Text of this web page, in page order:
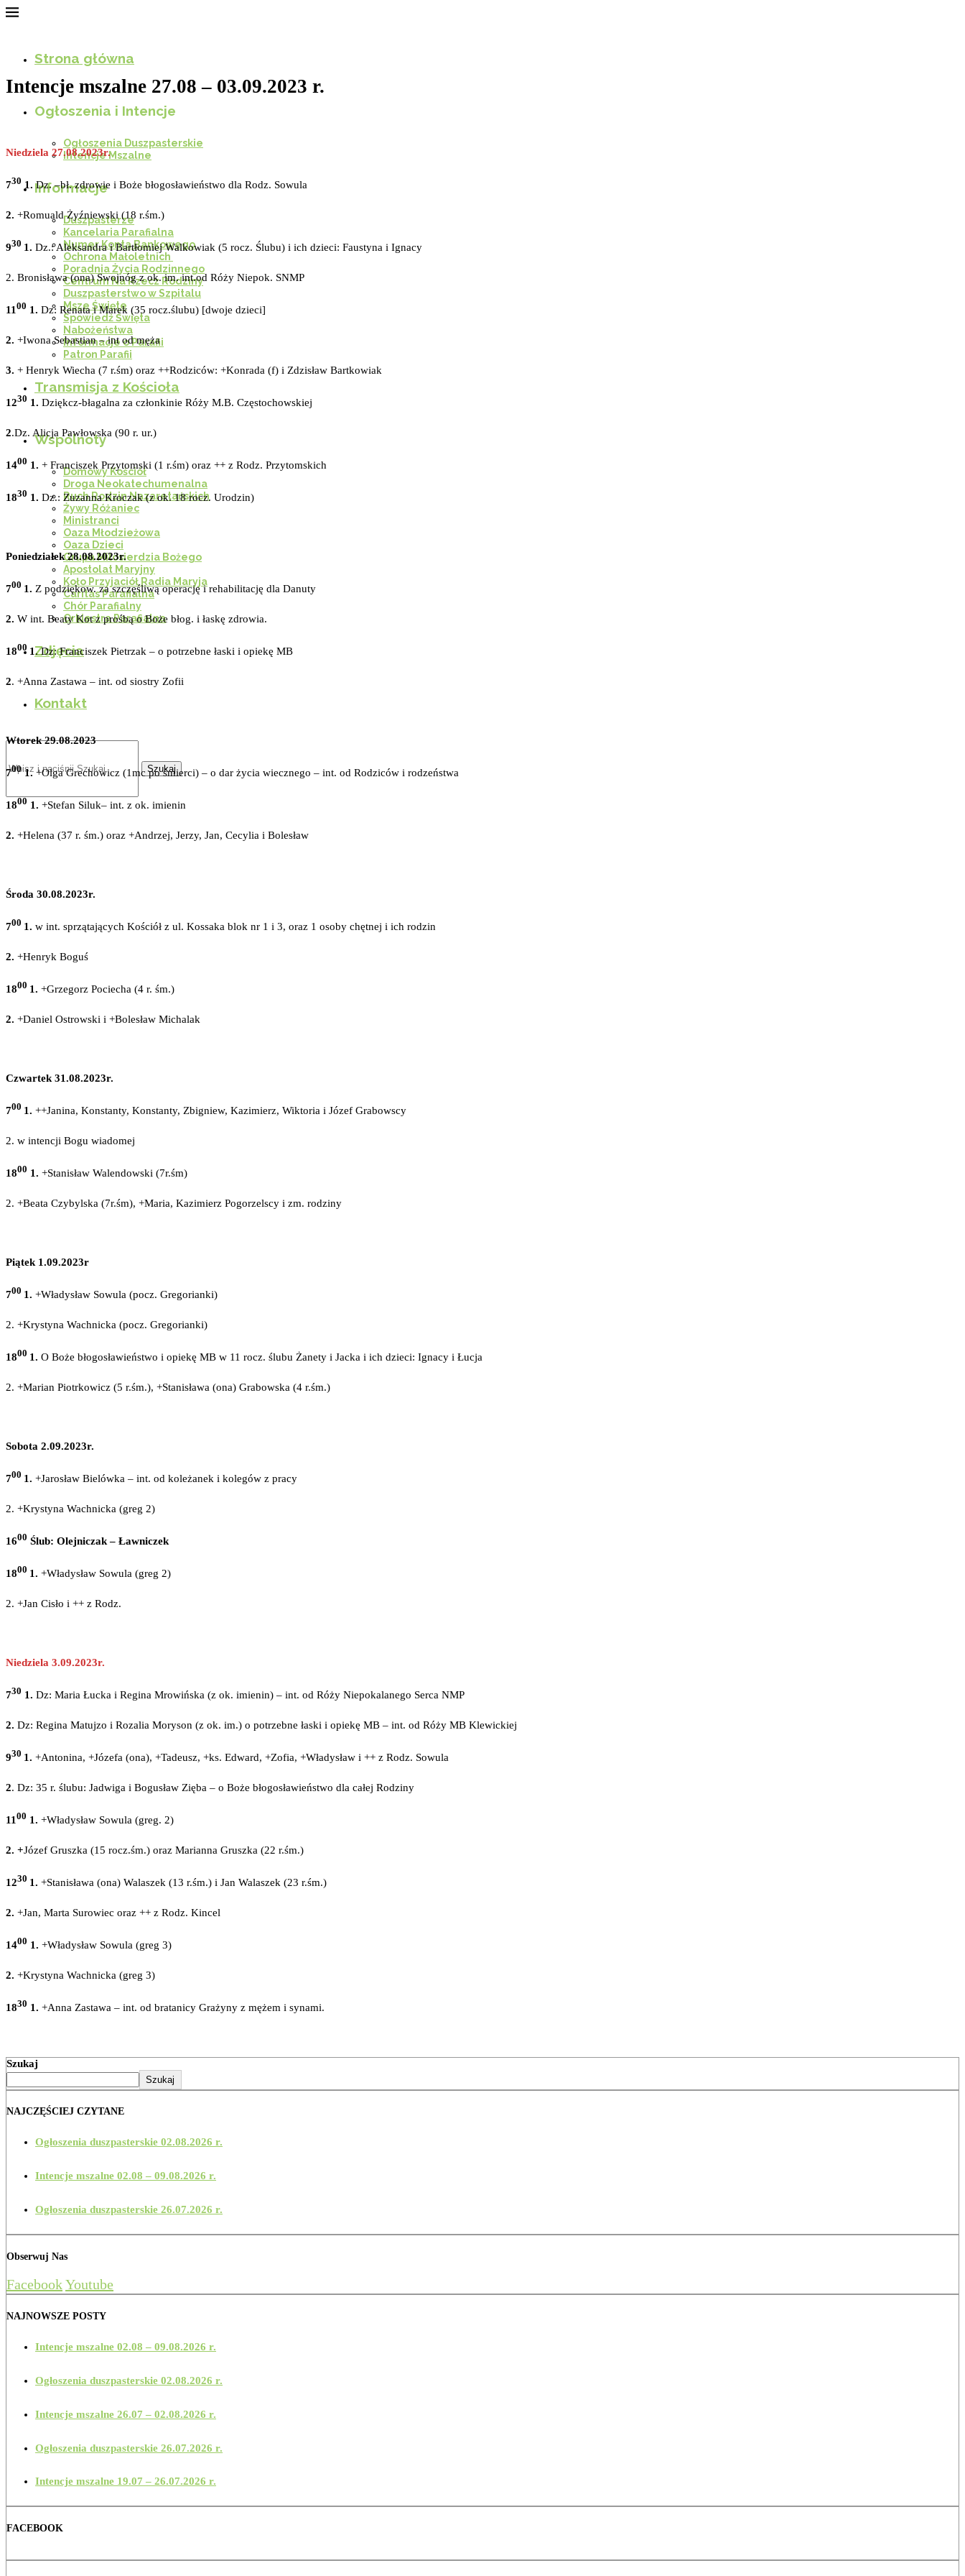
Strona główna
Ogłoszenia i Intencje
Ogłoszenia Duszpasterskie
Intencje Mszalne
Informacje
Duszpasterze
Kancelaria Parafialna
Numer Konta Bankowego
Ochrona Małoletnich
Poradnia Życia Rodzinnego
Centrum Na Rzecz Rodziny
Duszpasterstwo w Szpitalu
Msze Święte
Spowiedź Święta
Nabożeństwa
Informacje o Parafii
Patron Parafii
Transmisja z Kościoła
Wspólnoty
Domowy Kościół
Droga Neokatechumenalna
Ruch Rodzin Nazaretańskich
Żywy Różaniec
Ministranci
Oaza Młodzieżowa
Oaza Dzieci
Grupa Miłosierdzia Bożego
Apostolat Maryjny
Koło Przyjaciół Radia Maryja
Caritas Parafialna
Chór Parafialny
Orkiestra Parafialna
Zdjęcia
Kontakt
Szukaj
Intencje mszalne 27.08 – 03.09.2023 r.
Niedziela 27.08.2023r.
730 1.Dz. –bł. zdrowie i Boże błogosławieństwo dla Rodz. Sowula
2. +Romuald Żyźniewski (18 r.śm.)
930 1. Dz.: Aleksandra i Bartłomiej Walkowiak (5 rocz. Ślubu) i ich dzieci: Faustyna i Ignacy
2. Bronisława (ona) Swojnóg z ok. im. int.od Róży Niepok. SNMP
11 00 1. Dz: Renata i Marek (35 rocz.ślubu) [dwoje dzieci]
2. +Iwona Sebastian – int od męża
3. + Henryk Wiecha (7 r.śm) oraz ++Rodziców: +Konrada (f) i Zdzisław Bartkowiak
1230 1. Dziękcz-błagalna za członkinie Róży M.B. Częstochowskiej
2.Dz. Alicja Pawłowska (90 r. ur.)
1400 1. + Franciszek Przytomski (1 r.śm) oraz ++ z Rodz. Przytomskich
1830 1. Dz.: Zuzanna Kroczak (z ok. 18 rocz. Urodzin)
Poniedziałek 28.08.2023r.
700 1. Z podziękow. za szczęśliwą operację i rehabilitację dla Danuty
2. W int. Beaty Kot z prośbą o Boże błog. i łaskę zdrowia.
1800 1. Dz: Franciszek Pietrzak – o potrzebne łaski i opiekę MB
2. +Anna Zastawa – int. od siostry Zofii
Wtorek 29.08.2023
700 1.+Olga Grechowicz (1mc po śmierci) – o dar życia wiecznego – int. od Rodziców i rodzeństwa
1800 1. +Stefan Siluk– int. z ok. imienin
2. +Helena (37 r. śm.) oraz +Andrzej, Jerzy, Jan, Cecylia i Bolesław
Środa 30.08.2023r.
700 1. w int. sprzątających Kościół z ul. Kossaka blok nr 1 i 3, oraz 1 osoby chętnej i ich rodzin
2. +Henryk Boguś
1800 1. +Grzegorz Pociecha (4 r. śm.)
2. +Daniel Ostrowski i +Bolesław Michalak
Czwartek 31.08.2023r.
700 1. ++Janina, Konstanty, Konstanty, Zbigniew, Kazimierz, Wiktoria i Józef Grabowscy
2. w intencji Bogu wiadomej
1800 1. +Stanisław Walendowski (7r.śm)
2. +Beata Czybylska (7r.śm), +Maria, Kazimierz Pogorzelscy i zm. rodziny
Piątek 1.09.2023r
700 1. +Władysław Sowula (pocz. Gregorianki)
2. +Krystyna Wachnicka (pocz. Gregorianki)
1800 1. O Boże błogosławieństwo i opiekę MB w 11 rocz. ślubu Żanety i Jacka i ich dzieci: Ignacy i Łucja
2. +Marian Piotrkowicz (5 r.śm.), +Stanisława (ona) Grabowska (4 r.śm.)
Sobota 2.09.2023r.
700 1. +Jarosław Bielówka – int. od koleżanek i kolegów z pracy
2. +Krystyna Wachnicka (greg 2)
1600 Ślub: Olejniczak – Ławniczek
1800 1. +Władysław Sowula (greg 2)
2. +Jan Cisło i ++ z Rodz.
Niedziela 3.09.2023r.
730 1. Dz: Maria Łucka i Regina Mrowińska (z ok. imienin) – int. od Róży Niepokalanego Serca NMP
2. Dz: Regina Matujzo i Rozalia Moryson (z ok. im.) o potrzebne łaski i opiekę MB – int. od Róży MB Klewickiej
930 1. +Antonina, +Józefa (ona), +Tadeusz, +ks. Edward, +Zofia, +Władysław i ++ z Rodz. Sowula
2. Dz: 35 r. ślubu: Jadwiga i Bogusław Zięba – o Boże błogosławieństwo dla całej Rodziny
11 00 1. +Władysław Sowula (greg. 2)
2. +Józef Gruszka (15 rocz.śm.) oraz Marianna Gruszka (22 r.śm.)
1230 1. +Stanisława (ona) Walaszek (13 r.śm.) i Jan Walaszek (23 r.śm.)
2. +Jan, Marta Surowiec oraz ++ z Rodz. Kincel
1400 1. +Władysław Sowula (greg 3)
2. +Krystyna Wachnicka (greg 3)
1830 1. +Anna Zastawa – int. od bratanicy Grażyny z mężem i synami.
Szukaj
Szukaj
NAJCZĘŚCIEJ CZYTANE
Ogłoszenia duszpasterskie 02.08.2026 r.
Intencje mszalne 02.08 – 09.08.2026 r.
Ogłoszenia duszpasterskie 26.07.2026 r.
Obserwuj Nas
FacebookYoutube
NAJNOWSZE POSTY
Intencje mszalne 02.08 – 09.08.2026 r.
Ogłoszenia duszpasterskie 02.08.2026 r.
Intencje mszalne 26.07 – 02.08.2026 r.
Ogłoszenia duszpasterskie 26.07.2026 r.
Intencje mszalne 19.07 – 26.07.2026 r.
FACEBOOK